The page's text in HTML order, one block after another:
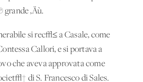
‚Äù.
si rec√≤ a Casale, come
Callori, e si portava a
che aveva approvata come
di S. Francesco di Sales.